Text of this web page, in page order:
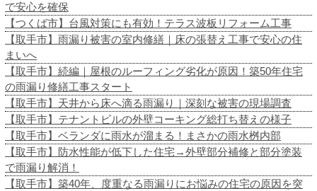
で安心を確保
【つくば市】台風対策にも有効！テラス波板リフォーム工事
【取手市】雨漏り被害の室内修繕｜床の張替え工事で安心の住
まいへ
【取手市】続編｜屋根のルーフィング劣化が原因！築50年住宅
の雨漏り修繕工事スタート
【取手市】天井から床へ滴る雨漏り｜深刻な被害の現場調査
【取手市】テナントビルの外壁コーキング総打ち替えの様子
【取手市】ベランダに雨水が溜まる！まさかの雨水桝内部
【取手市】防水性能が低下した住宅→外壁部分補修と部分塗装
で雨漏り解消！
【取手市】築40年、度重なる雨漏りにお悩みの住宅の原因を突